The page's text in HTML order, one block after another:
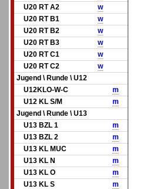
U20 RT A2
w
U20 RT B1
w
U20 RT B2
w
U20 RT B3
w
U20 RT C1
w
U20 RT C2
w
Jugend \ Runde \ U12
U12KLO-W-C
m
U12 KL S/M
m
Jugend \ Runde \ U13
U13 BZL 1
m
U13 BZL 2
m
U13 KL MUC
m
U13 KL N
m
U13 KL O
m
U13 KL S
m